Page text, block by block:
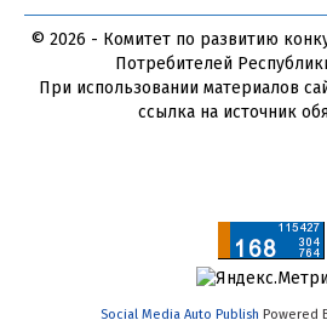
© 2026 - Комитет по развитию
Потребителей
При использовании материалов
ссылка на источник
Social Media Auto Publish Powered